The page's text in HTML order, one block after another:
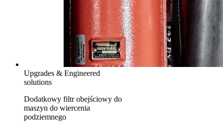
Upgrades & Engineered
solutions
Dodatkowy filtr obejściowy do
maszyn do wiercenia
podziemnego